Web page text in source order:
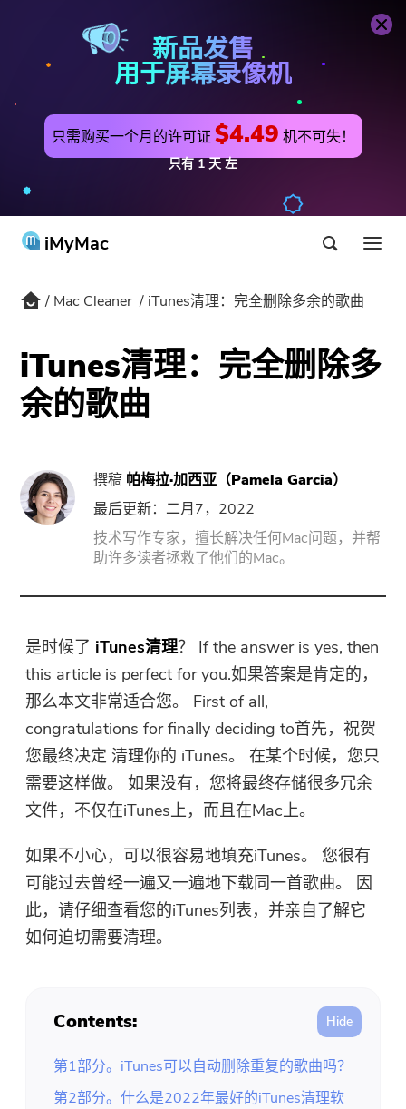
新品发售
用于屏幕录像机
只需购买一个月的许可证$4.49 机不可失！
只有1 天左
iMyMac
产品与解决方案
公用事业
最热
门 PowerMyMac
视频转换
屏幕录影大师
线上
免费视频转换器
免费视频编辑器
免费的PDF压缩器
商店
支持
Mac Cleaner
Mac Cleaner iTunes清理：完全删除多余的歌曲
iTunes清理：完全删除多
余的歌曲
撰稿 帕梅拉·加西亚（Pamela Garcia）
最后更新：二月7，2022
技术写作专家，擅长解决任何Mac问题，并帮
助许多读者拯救了他们的Mac。
是时候了 iTunes清理？ If the answer is yes, then
this article is perfect for you.如果答案是肯定的，
那么本文非常适合您。 First of all,
congratulations for finally deciding to首先，祝贺
您最终决定 清理你的 iTunes。 在某个时候，您只
需要这样做。 如果没有，您将最终存储很多冗余
文件，不仅在iTunes上，而且在Mac上。
如果不小心，可以很容易地填充iTunes。 您很有
可能过去曾经一遍又一遍地下载同一首歌曲。 因
此，请仔细查看您的iTunes列表，并亲自了解它
如何迫切需要清理。
Contents:
第1部分。iTunes可以自动删除重复的歌曲吗？
第2部分。什么是2022年最好的iTunes清理软